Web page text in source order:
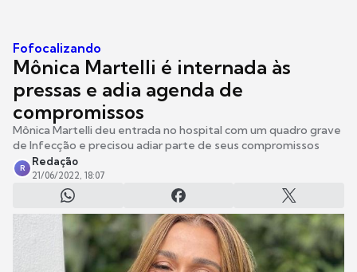
Fofocalizando
Mônica Martelli é internada às
pressas e adia agenda de
compromissos
Mônica Martelli deu entrada no hospital com um quadro grave
de Infecção e precisou adiar parte de seus compromissos
R
Redação
21/06/2022, 18:07